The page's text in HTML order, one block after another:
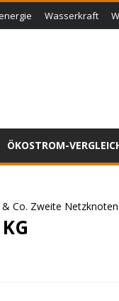
Wasserkraft
ÖKOSTROM-
Co. Zweite Netzknoten